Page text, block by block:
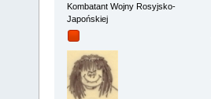
Kombatant Wojny Rosyjsko-
Japońskiej